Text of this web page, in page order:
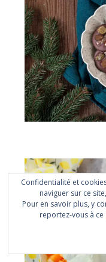
Confidentialité et
naviguer sur ce
Pour en savoir plus, y
reportez-vous à ce